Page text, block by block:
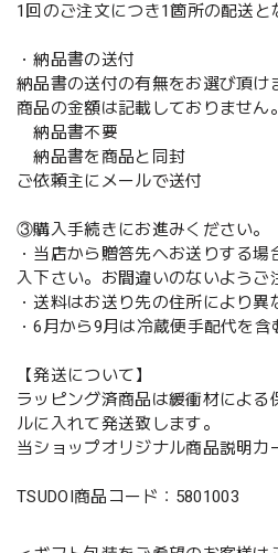
1回のご注文につき1箇所の配送と
・納品書の送付
納品書の送付の有無をお選び頂け
商品の金額は記載しておりません。
納品書不要
納品書を商品と同封
ご依頼主にメールで送付
③購入手続きにお進みください。
・当店から贈答先へお送りする
入下さい。お間違いのないようご
・送料はお送り先の住所により異
・6月から9月は冷蔵便手配代を含
【発送について】
ラッピング済商品は緩衝材による
ルに入れて発送致します。
当ショップオリジナル商品説明カ
TSUDOI商品コード：5801003